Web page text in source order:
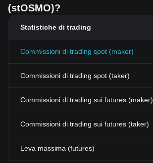
(stOSMO)?
Statistiche di trading
Commissioni di trading spot (maker)
Commissioni di trading spot (taker)
Commissioni di trading sui futures (maker)
Commissioni di trading sui futures (taker)
Leva massima (futures)